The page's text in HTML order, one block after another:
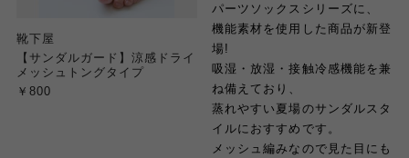
靴下屋
【サンダルガード】涼感ドライ
メッシュトングタイプ
￥800
パーツソックスシリーズに、
機能素材を使用した商品が新登
場!
吸湿・放湿・接触冷感機能を兼
ね備えており、
蒸れやすい夏場のサンダルスタ
イルにおすすめです。
メッシュ編みなので見た目にも